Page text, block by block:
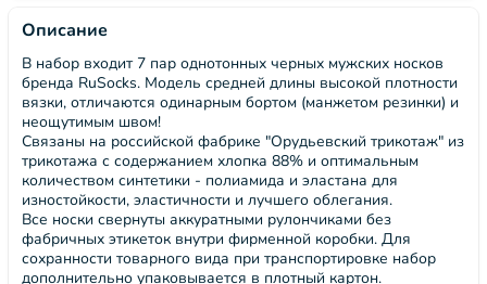
Описание
В набор входит 7 пар однотонных черных мужских носков
бренда RuSocks. Модель средней длины высокой плотности
вязки, отличаются одинарным бортом (манжетом резинки) и
неощутимым швом!
Связаны на российской фабрике "Орудьевский трикотаж" из
трикотажа с содержанием хлопка 88% и оптимальным
количеством синтетики - полиамида и эластана для
изностойкости, эластичности и лучшего облегания.
Все носки свернуты аккуратными рулончиками без
фабричных этикеток внутри фирменной коробки. Для
сохранности товарного вида при транспортировке набор
дополнительно упаковывается в плотный картон.